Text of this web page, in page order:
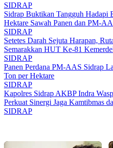
SIDRAP
Sidrap Buktikan Tangguh Hadapi
Hektare Sawah Panen dan PM-
SIDRAP
Setetes Darah Sejuta Harapan,
Semarakkan HUT Ke-81
SIDRAP
Panen Perdana PM-AAS Sidrap
Ton per Hektare
SIDRAP
Kapolres Sidrap AKBP Indra
Perkuat Sinergi Jaga Kamtibmas
SIDRAP